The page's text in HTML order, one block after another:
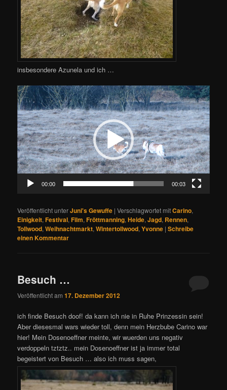
insbesondere Azunela und ich …
Video-
Player
00:00 00:03
Veröffentlicht unterJuni's Gewuffe |Verschlagwortet mitCarino,
Einigkeit,Festival,Film,Fröttmanning,Heide,Jagd, Rennen,
Tollwood,Weihnachtmarkt,Wintertollwood,Yvonne |Schreibe
einen Kommentar
Besuch …
Veröffentlicht am17. Dezember 2012
ich finde Besuch doof! da kann ich nie in Ruhe Prinzessin sein!
Aber diesesmal wars wieder toll, denn mein Herzbube Carino war
hier! Mein Dosenoeffner meinte, wir wuerden uns negativ
verdoppeln tztztz.. mein Dosenoeffner ist ja immer total
begeistert von Besuch … also ich muss sagen,